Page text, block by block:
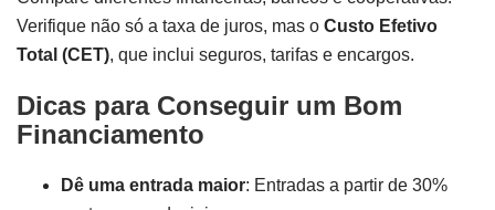
Verifique não só a taxa de juros, mas o Custo Efetivo
Total (CET), que inclui seguros, tarifas e encargos.
Dicas para Conseguir um Bom
Financiamento
Dê uma entrada maior: Entradas a partir de 30%